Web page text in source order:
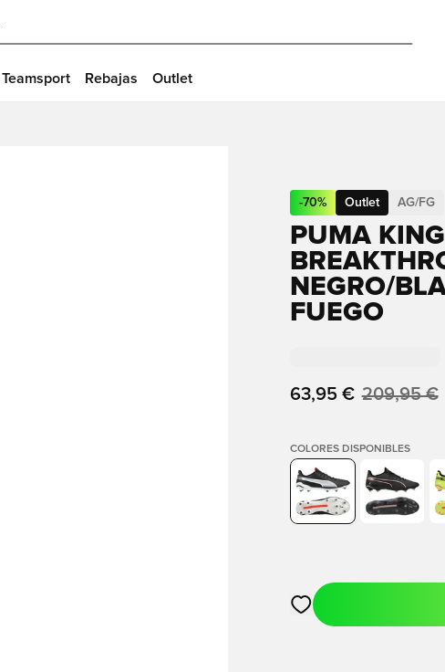
Teamsport Rebajas Outlet
-70% Outlet AG/FG
PUMA
NEGRO/
FUEGO
63,95 € 209,95 €
COLORES DISPONIBLES
Abre un modal para